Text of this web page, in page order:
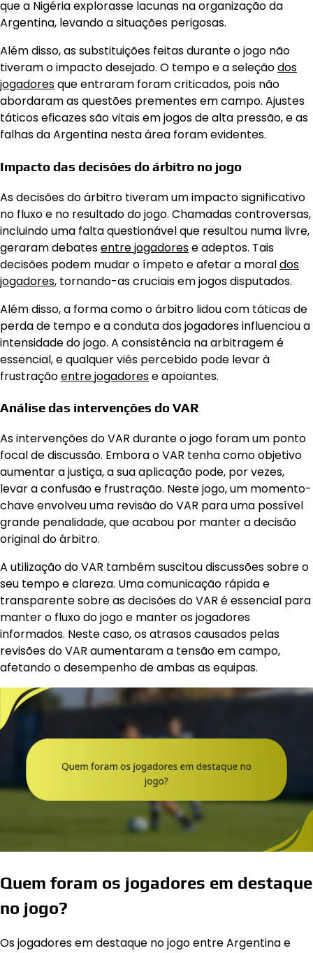
que a Nigéria explorasse lacunas na organização da
Argentina, levando a situações perigosas.
Além disso, as substituições feitas durante o jogo não
tiveram o impacto desejado. O tempo e a seleçãodos
jogadoresque entraram foram criticados, pois não
abordaram as questões prementes em campo. Ajustes
táticos eficazes são vitais em jogos de alta pressão, e as
falhas da Argentina nesta área foram evidentes.
Impacto das decisões do árbitro no jogo
As decisões do árbitro tiveram um impacto significativo
no fluxo e no resultado do jogo. Chamadas controversas,
incluindo uma falta questionável que resultou numa livre,
geraram debatesentre jogadorese adeptos. Tais
decisões podem mudar o ímpeto e afetar a moraldos
jogadores, tornando-as cruciais em jogos disputados.
Além disso, a forma como o árbitro lidou com táticas de
perda de tempo e a conduta dos jogadores influenciou a
intensidade do jogo. A consistência na arbitragem é
essencial, e qualquer viés percebido pode levar à
frustraçãoentre jogadorese apoiantes.
Análise das intervenções do VAR
As intervenções do VAR durante o jogo foram um ponto
focal de discussão. Embora o VAR tenha como objetivo
aumentar a justiça, a sua aplicação pode, por vezes,
levar a confusão e frustração. Neste jogo, um momento-
chave envolveu uma revisão do VAR para uma possível
grande penalidade, que acabou por manter a decisão
original do árbitro.
A utilização do VAR também suscitou discussões sobre o
seu tempo e clareza. Uma comunicação rápida e
transparente sobre as decisões do VAR é essencial para
manter o fluxo do jogo e manter os jogadores
informados. Neste caso, os atrasos causados pelas
revisões do VAR aumentaram a tensão em campo,
afetando o desempenho de ambas as equipas.
Quem foram os jogadores em destaque
no jogo?
Os jogadores em destaque no jogo entre Argentina e